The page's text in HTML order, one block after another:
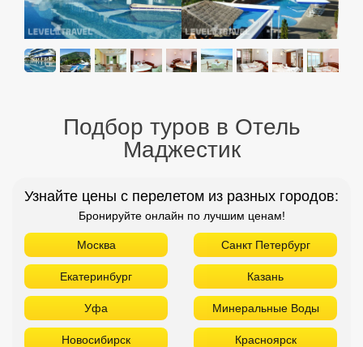
Подбор туров в Отель
Маджестик
Узнайте цены с перелетом из разных городов:
Бронируйте онлайн по лучшим ценам!
Москва Санкт Петербург
Екатеринбург Казань
Уфа Минеральные Воды
Новосибирск Красноярск